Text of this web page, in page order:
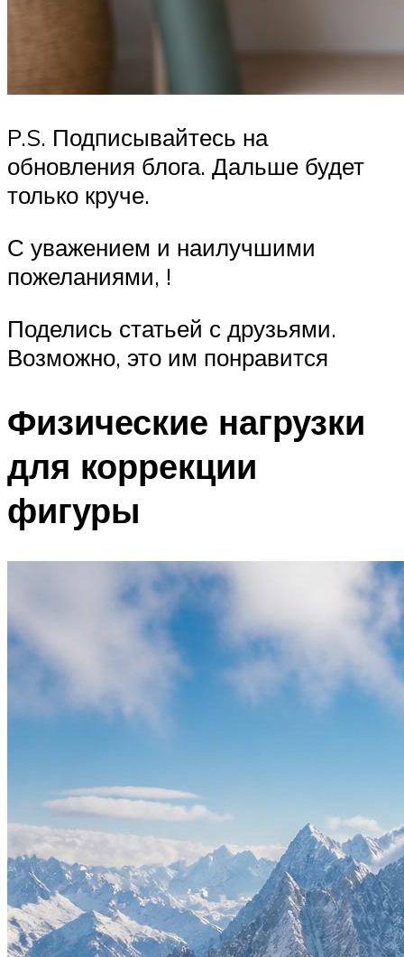
P.S. Подписывайтесь на
обновления блога. Дальше будет
только круче.
С уважением и наилучшими
пожеланиями, !
Поделись статьей с друзьями.
Возможно, это им понравится
Физические нагрузки
для коррекции
фигуры